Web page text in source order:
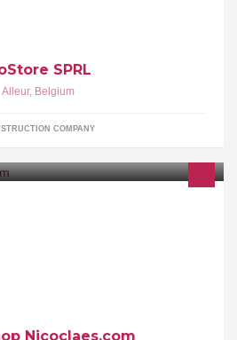
SPRL
Alleur, Belgium
COMPANY
Nicoclaes.com